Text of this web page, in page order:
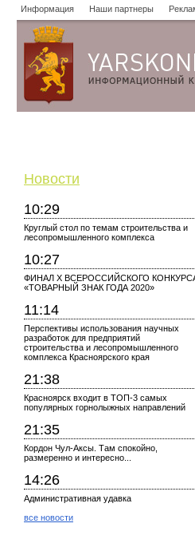
Информация Наши партнеры
Новости
10:29
Круглый стол по темам строительства и
лесопромышленного комплекса
10:27
ФИНАЛ X ВСЕРОССИЙСКОГО
«ТОВАРНЫЙ ЗНАК ГОДА 2020»
11:14
Перспективы использования научных
разработок для предприятий
строительства и лесопромышленного
комплекса Красноярского края
21:38
Красноярск входит в ТОП-3 самых
популярных горнолыжных направлений
21:35
Кордон Чул-Аксы. Там спокойно,
размеренно и интересно...
14:26
Административная удавка
все новости